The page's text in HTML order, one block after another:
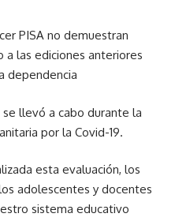
PISA no demuestran
a las ediciones anteriores
dependencia
llevó a cabo durante la
por la Covid-19.
esta evaluación, los
adolescentes y docentes
sistema educativo